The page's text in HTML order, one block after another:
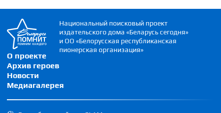
О проекте
Архив героев
Новости
Медиагалерея
Национальный поисковый проект
издательского дома «Беларусь сегодня»
и ОО «Белорусская республиканская
пионерская организация»